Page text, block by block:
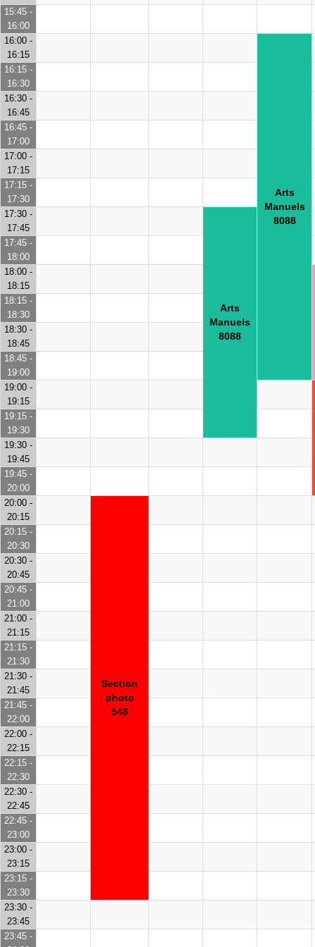
15:45 -
16:00
16:00 -
16:15
Arts
Manuels
8088
16:15 -
16:30
16:30 -
16:45
16:45 -
17:00
17:00 -
17:15
17:15 -
17:30
17:30 -
17:45
Arts
Manuels
8088
17:45 -
18:00
18:00 -
18:15
18:15 -
18:30
18:30 -
18:45
18:45 -
19:00
19:00 -
19:15
19:15 -
19:30
19:30 -
19:45
19:45 -
20:00
20:00 -
20:15
Section
photo
548
20:15 -
20:30
20:30 -
20:45
20:45 -
21:00
21:00 -
21:15
21:15 -
21:30
21:30 -
21:45
21:45 -
22:00
22:00 -
22:15
22:15 -
22:30
22:30 -
22:45
22:45 -
23:00
23:00 -
23:15
23:15 -
23:30
23:30 -
23:45
23:45 -